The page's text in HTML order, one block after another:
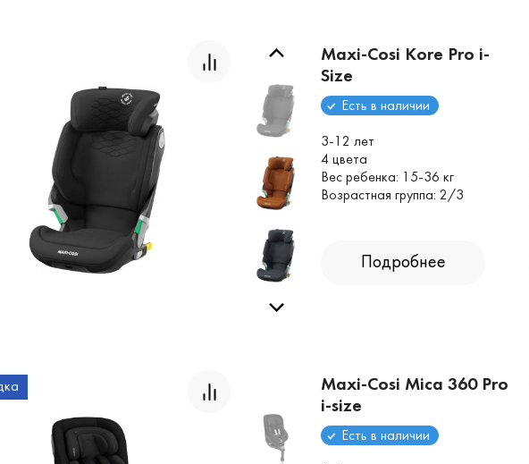
Maxi-Cosi Kore Pro i-
Size
Есть в наличии
3-12 лет
4 цвета
Вес ребенка: 15-36 кг
Возрастная группа: 2/3
Подробнее
Maxi-Cosi Mica 360 Pro
i-size
Есть в наличии